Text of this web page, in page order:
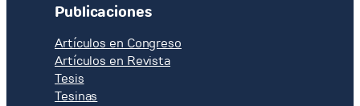
Publicaciones
Artículos en Congreso
Artículos en Revista
Tesis
Tesinas